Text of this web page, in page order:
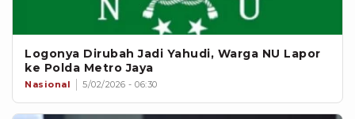
Logonya Dirubah Jadi Yahudi, Warga NU Lapor
ke Polda Metro Jaya
Nasional 5/02/2026 - 06:30